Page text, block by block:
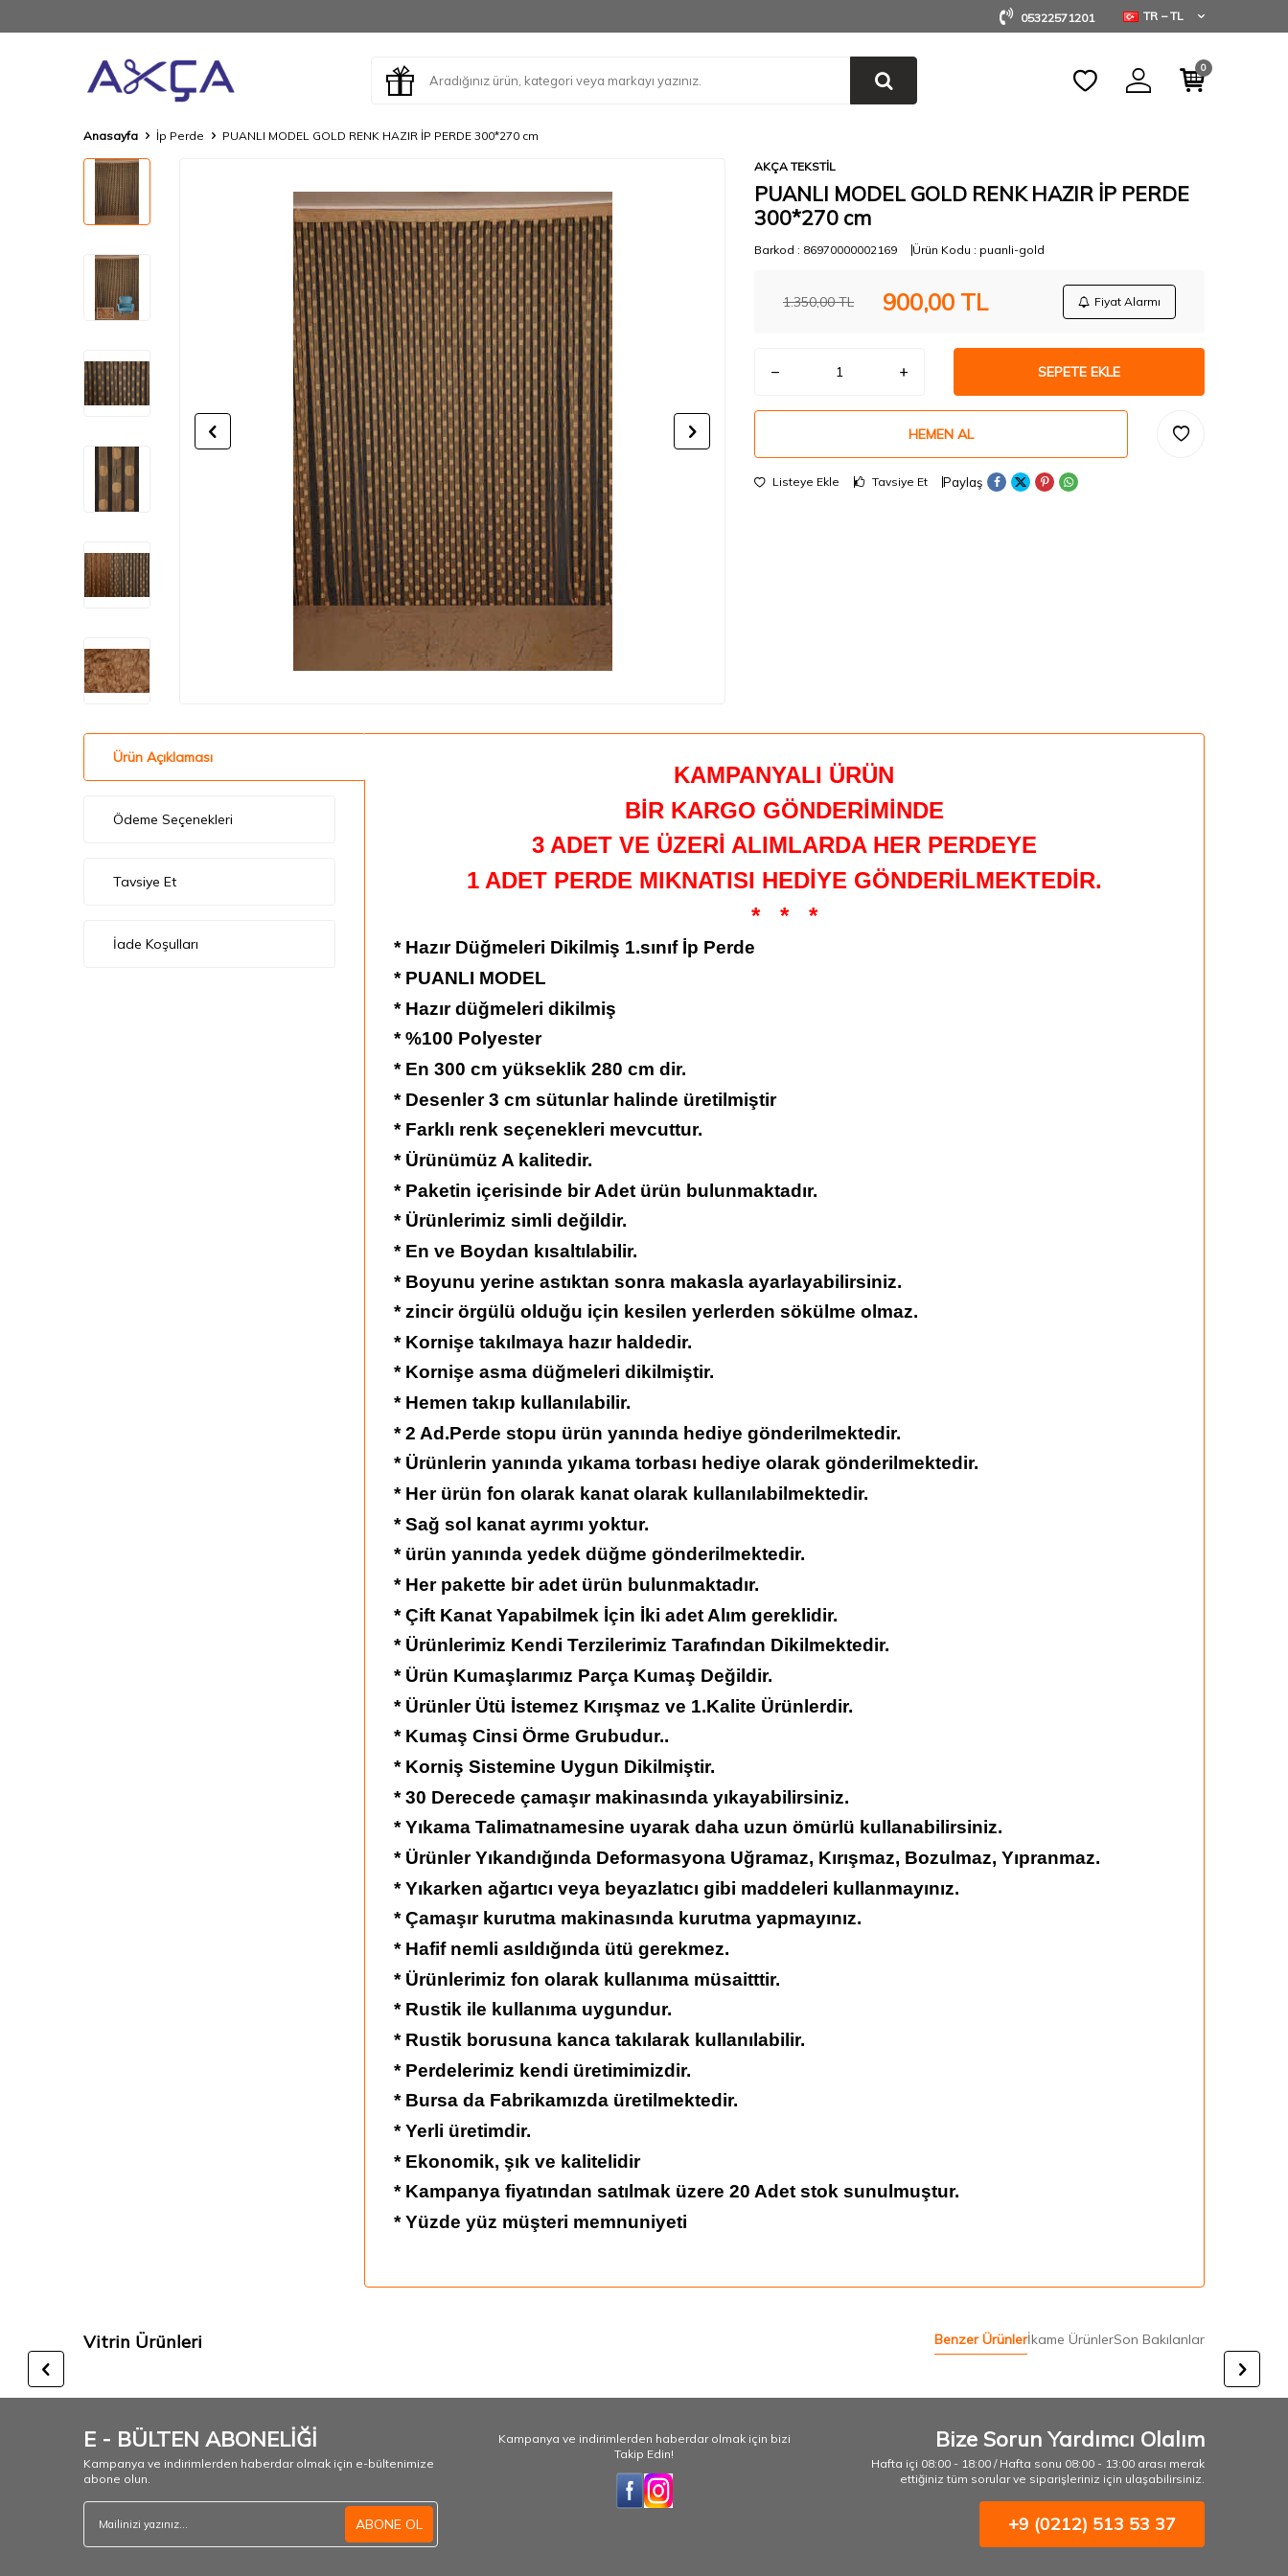
05322571201 TR − TL
0
Anasayfa İp Perde PUANLI MODEL GOLD RENK HAZIR İP PERDE 300*270 cm
AKÇA TEKSTİL
PUANLI MODEL GOLD RENK HAZIR İP PERDE
300*270 cm
Barkod : 86970000002169 Ürün Kodu : puanli-gold
1.350,00TL 900,00 TL Fiyat Alarmı
SEPETE EKLE
HEMEN AL
Listeye Ekle Tavsiye Et Paylaş
Ürün Açıklaması
Ödeme Seçenekleri
Tavsiye Et
İade Koşulları
KAMPANYALI ÜRÜN
BİR KARGO GÖNDERİMİNDE
3 ADET VE ÜZERİ ALIMLARDA HER PERDEYE
1 ADET PERDE MIKNATISI HEDİYE GÖNDERİLMEKTEDİR.
*
* *
* Hazır Düğmeleri Dikilmiş 1.sınıf İp Perde
* PUANLI MODEL
* Hazır düğmeleri dikilmiş
* %100 Polyester
* En 300 cm yükseklik 280 cm dir.
* Desenler 3 cm sütunlar halinde üretilmiştir
* Farklı renk seçenekleri mevcuttur.
* Ürünümüz A kalitedir.
* Paketin içerisinde bir Adet ürün bulunmaktadır.
* Ürünlerimiz simli değildir.
* En ve Boydan kısaltılabilir.
* Boyunu yerine astıktan sonra makasla ayarlayabilirsiniz.
* zincir örgülü olduğu için kesilen yerlerden sökülme olmaz.
* Kornişe takılmaya hazır haldedir.
* Kornişe asma düğmeleri dikilmiştir.
* Hemen takıp kullanılabilir.
* 2 Ad.Perde stopu ürün yanında hediye gönderilmektedir.
* Ürünlerin yanında yıkama torbası hediye olarak gönderilmektedir.
* Her ürün fon olarak kanat olarak kullanılabilmektedir.
* Sağ sol kanat ayrımı yoktur.
* ürün yanında yedek düğme gönderilmektedir.
* Her pakette bir adet ürün bulunmaktadır.
* Çift Kanat Yapabilmek İçin İki adet Alım gereklidir.
* Ürünlerimiz Kendi Terzilerimiz Tarafından Dikilmektedir.
* Ürün Kumaşlarımız Parça Kumaş Değildir.
* Ürünler Ütü İstemez Kırışmaz ve 1.Kalite Ürünlerdir.
* Kumaş Cinsi Örme Grubudur..
* Korniş Sistemine Uygun Dikilmiştir.
* 30 Derecede çamaşır makinasında yıkayabilirsiniz.
* Yıkama Talimatnamesine uyarak daha uzun ömürlü kullanabilirsiniz.
* Ürünler Yıkandığında Deformasyona Uğramaz, Kırışmaz, Bozulmaz, Yıpranmaz.
* Yıkarken ağartıcı veya beyazlatıcı gibi maddeleri kullanmayınız.
* Çamaşır kurutma makinasında kurutma yapmayınız.
* Hafif nemli asıldığında ütü gerekmez.
* Ürünlerimiz fon olarak kullanıma müsaitttir.
* Rustik ile kullanıma uygundur.
* Rustik borusuna kanca takılarak kullanılabilir.
* Perdelerimiz kendi üretimimizdir.
* Bursa da Fabrikamızda üretilmektedir.
* Yerli üretimdir.
* Ekonomik, şık ve kalitelidir
* Kampanya fiyatından satılmak üzere 20 Adet stok sunulmuştur.
* Yüzde yüz müşteri memnuniyeti
Vitrin Ürünleri Benzer Ürünlerİkame ÜrünlerSon Bakılanlar
E - BÜLTEN ABONELİĞİ
Kampanya ve indirimlerden haberdar olmak için e-bültenimize
abone olun.
ABONE OL
Kampanya ve indirimlerden haberdar olmak için bizi
Takip Edin!
Bize Sorun Yardımcı Olalım
Hafta içi 08:00 - 18:00 / Hafta sonu 08:00 - 13:00 arası merak
ettiğiniz tüm sorular ve siparişleriniz için ulaşabilirsiniz.
+9 (0212) 513 53 37